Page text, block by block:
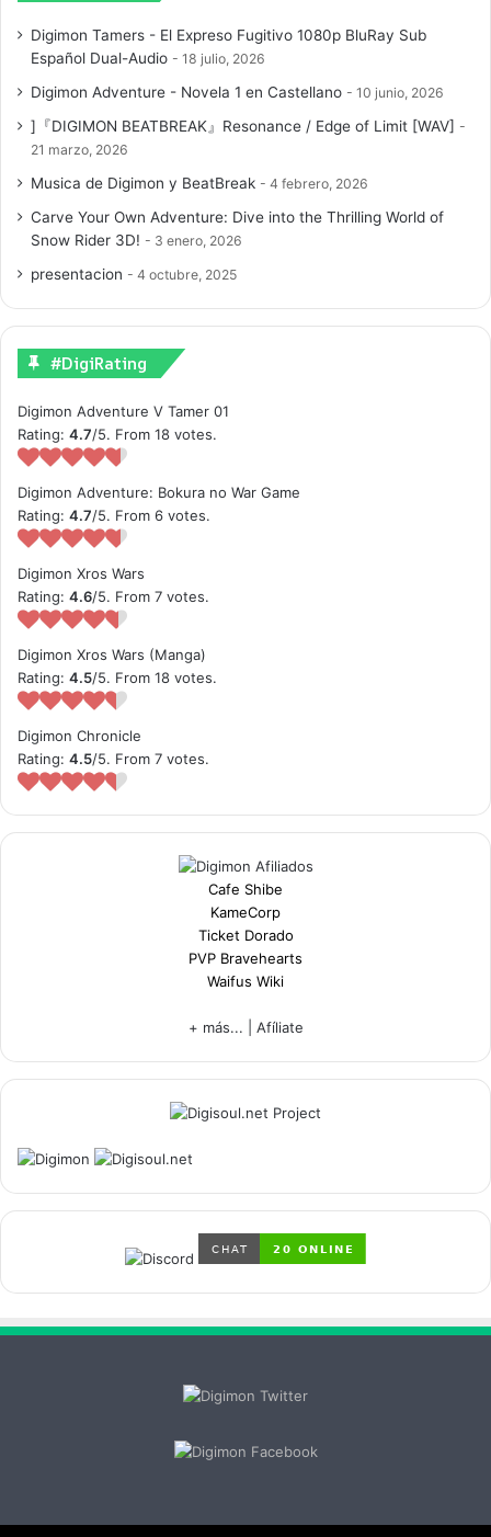
Digimon Tamers - El Expreso Fugitivo 1080p BluRay Sub
Español Dual-Audio
18 julio, 2026
Digimon Adventure - Novela 1 en Castellano 10 junio, 2026
]『DIGIMON BEATBREAK』Resonance / Edge of Limit [WAV]
21 marzo, 2026
Musica de Digimon y BeatBreak 4 febrero, 2026
Carve Your Own Adventure: Dive into the Thrilling World of
Snow Rider 3D!
3 enero, 2026
presentacion 4 octubre, 2025
#DigiRating
Digimon Adventure V Tamer 01
Rating: 4.7/5. From 18 votes.
Digimon Adventure: Bokura no War Game
Rating: 4.7/5. From 6 votes.
Digimon Xros Wars
Rating: 4.6/5. From 7 votes.
Digimon Xros Wars (Manga)
Rating: 4.5/5. From 18 votes.
Digimon Chronicle
Rating: 4.5/5. From 7 votes.
Cafe Shibe
KameCorp
Ticket Dorado
PVP Bravehearts
Waifus Wiki
+ más... Afíliate